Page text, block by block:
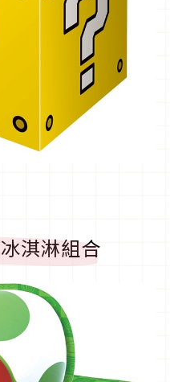
淇淋組合